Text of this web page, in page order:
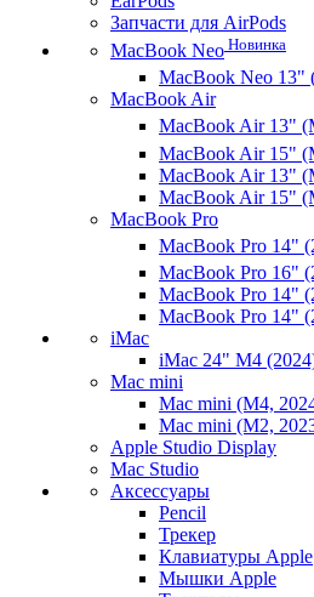
Запчасти для AirPods
MacBook Neo Новинка
MacBook Neo 13"
MacBook Air
MacBook Air 13"
MacBook Air 15"
MacBook Air 13"
MacBook Air 15"
MacBook Pro
MacBook Pro 14"
MacBook Pro 16"
MacBook Pro 14"
MacBook Pro 14"
iMac
iMac 24" M4
Mac mini
Mac mini (M4,
Mac mini (M2,
Apple Studio Display
Mac Studio
Аксессуары
Pencil
Трекер
Клавиатуры Apple
Мышки Apple